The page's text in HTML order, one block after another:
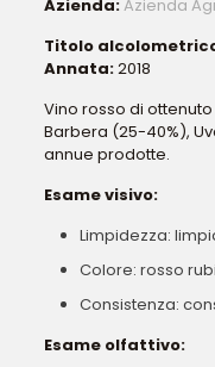
Azienda:Azienda
Titolo
Annata:2018
Vino rosso di
Barbera (25-40%),
annue prodotte.
Esame visivo:
Limpidezza:
Colore: rosso
Consistenza:
Esame olfattivo: